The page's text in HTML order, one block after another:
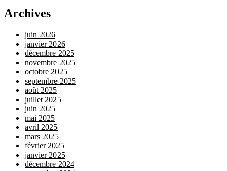
Archives
juin 2026
janvier 2026
décembre 2025
novembre 2025
octobre 2025
septembre 2025
août 2025
juillet 2025
juin 2025
mai 2025
avril 2025
mars 2025
février 2025
janvier 2025
décembre 2024